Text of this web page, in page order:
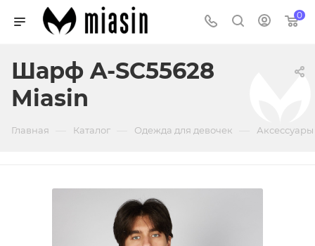
0
Шарф A-SC55628
Miasin
Главная Каталог Одежда для девочек